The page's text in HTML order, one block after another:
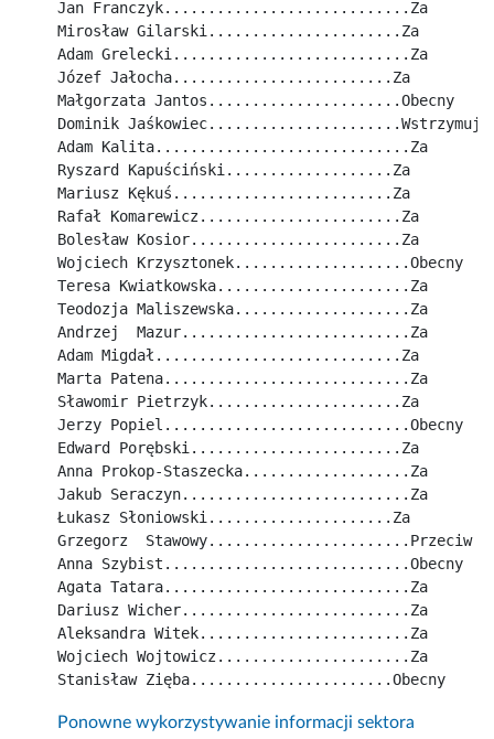
Jan Franczyk............................Za
Mirosław Gilarski......................Za
Adam Grelecki...........................Za
Józef Jałocha.........................Za
Małgorzata Jantos......................Obecny
Dominik
Adam Kalita.............................Za
Ryszard Kapuściński...................Za
Mariusz Kękuś.........................Za
Rafał Komarewicz.......................Za
Bolesław Kosior........................Za
Wojciech Krzysztonek....................Obecny
Teresa Kwiatkowska......................Za
Teodozja Maliszewska....................Za
Andrzej  Mazur..........................Za
Adam Migdał............................Za
Marta Patena............................Za
Sławomir Pietrzyk......................Za
Jerzy Popiel............................Obecny
Edward Porębski........................Za
Anna Prokop-Staszecka...................Za
Jakub Seraczyn..........................Za
Łukasz Słoniowski.....................Za
Grzegorz  Stawowy.......................Przeciw
Anna Szybist............................Obecny
Agata Tatara............................Za
Dariusz Wicher..........................Za
Aleksandra Witek........................Za
Wojciech Wojtowicz......................Za
Stanisław Zięba.......................Obecny
Ponowne wykorzystywanie informacji sektora